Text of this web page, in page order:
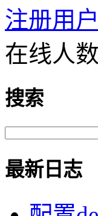
注册用
在线人
搜索
最新日志